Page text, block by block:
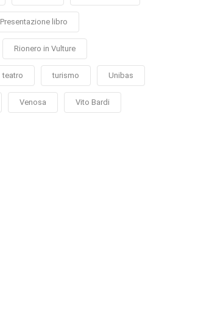
Presentazione libro
Rionero in Vulture
teatro turismo Unibas
Venosa Vito Bardi